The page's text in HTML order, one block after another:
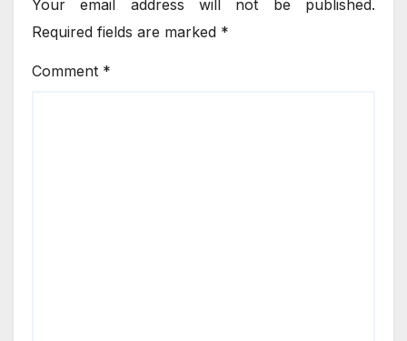
Your email address will not be published.
Required fields are marked *
Comment *